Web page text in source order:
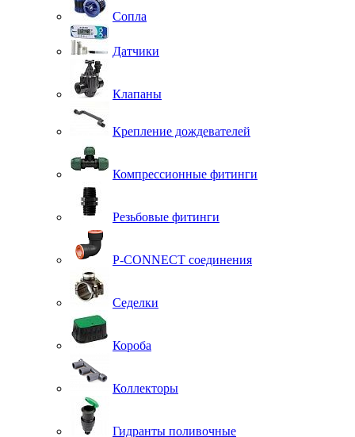
Сопла
Датчики
Клапаны
Крепление дождевателей
Компрессионные фитинги
Резьбовые фитинги
P-CONNECT соединения
Седелки
Короба
Коллекторы
Гидранты поливочные